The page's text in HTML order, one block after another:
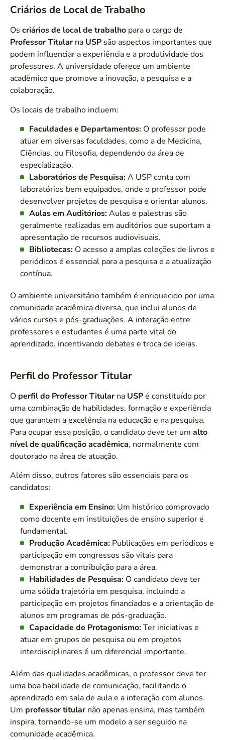
Criários de Local de Trabalho
Os criários de local de trabalho para o cargo de
Professor Titularna USP são aspectos importantes que
podem influenciar a experiência e a produtividade dos
professores. A universidade oferece um ambiente
acadêmico que promove a inovação, a pesquisa e a
colaboração.
Os locais de trabalho incluem:
Faculdades e Departamentos: O professor pode
atuar em diversas faculdades, como a de Medicina,
Ciências, ou Filosofia, dependendo da área de
especialização.
Laboratórios de Pesquisa:A USP conta com
laboratórios bem equipados, onde o professor pode
desenvolver projetos de pesquisa e orientar alunos.
Aulas em Auditórios:Aulas e palestras são
geralmente realizadas em auditórios que suportam a
apresentação de recursos audiovisuais.
Bibliotecas: O acesso a amplas coleções de livros e
periódicos é essencial para a pesquisa e a atualização
contínua.
O ambiente universitário também é enriquecido por uma
comunidade acadêmica diversa, que inclui alunos de
vários cursos e pós-graduações. A interação entre
professores e estudantes é uma parte vital do
aprendizado, incentivando debates e troca de ideias.
Perfil do Professor Titular
O perfil do Professor Titularna USPé constituído por
uma combinação de habilidades, formação e experiência
que garantem a excelência na educação e na pesquisa.
Para ocupar essa posição, o candidato deve ter um alto
nível de qualificação acadêmica, normalmente com
doutorado na área de atuação.
Além disso, outros fatores são essenciais para os
candidatos:
Experiência em Ensino: Um histórico comprovado
como docente em instituições de ensino superior é
fundamental.
Produção Acadêmica: Publicações em periódicos e
participação em congressos são vitais para
demonstrar a contribuição para a área.
Habilidades de Pesquisa: O candidato deve ter
uma sólida trajetória em pesquisa, incluindo a
participação em projetos financiados e a orientação de
alunos em programas de pós-graduação.
Capacidade de Protagonismo:Ter iniciativas e
atuar em grupos de pesquisa ou em projetos
interdisciplinares é um diferencial importante.
Além das qualidades acadêmicas, o professor deve ter
uma boa habilidade de comunicação, facilitando o
aprendizado em sala de aula e a interação com alunos.
Um professor titularnão apenas ensina, mas também
inspira, tornando-se um modelo a ser seguido na
comunidade acadêmica.